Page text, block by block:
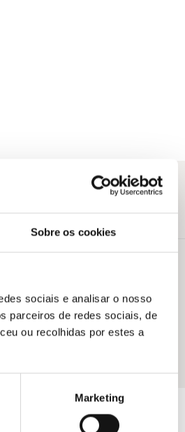
Sobre os cookies
sociais e analisar o nosso
parceiros de redes sociais, de
ou recolhidas por estes a
Marketing